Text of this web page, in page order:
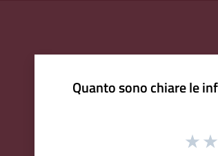
Quanto sono chiare le